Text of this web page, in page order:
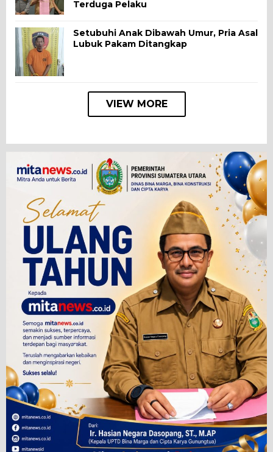
Terduga Pelaku
Setubuhi Anak Dibawah Umur, Pria Asal
Lubuk Pakam Ditangkap
VIEW MORE